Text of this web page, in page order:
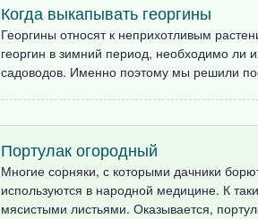
Когда выкапывать георгины
Георгины относят к неприхотливым
георгин в зимний период, необходимо ли
садоводов. Именно поэтому мы решили
Портулак огородный
Многие сорняки, с которыми дачники
используются в народной медицине. К
мясистыми листьями. Оказывается,